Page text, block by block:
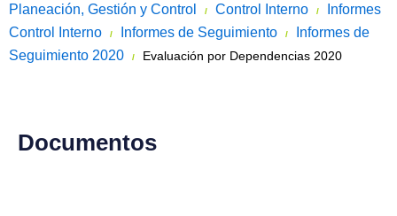
Planeación, Gestión y Control / Control Interno /
Informes
Control Interno
/ Informes de Seguimiento /
Informes de
Seguimiento 2020
/ Evaluación por Dependencias 2020
Documentos